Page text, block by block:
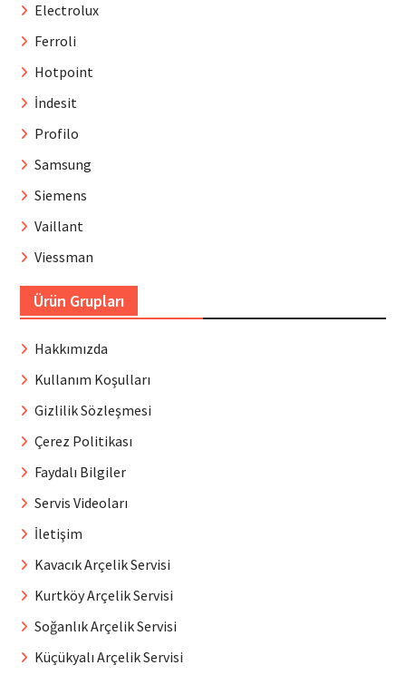
Electrolux
Ferroli
Hotpoint
İndesit
Profilo
Samsung
Siemens
Vaillant
Viessman
Ürün Grupları
Hakkımızda
Kullanım Koşulları
Gizlilik Sözleşmesi
Çerez Politikası
Faydalı Bilgiler
Servis Videoları
İletişim
Kavacık Arçelik Servisi
Kurtköy Arçelik Servisi
Soğanlık Arçelik Servisi
Küçükyalı Arçelik Servisi